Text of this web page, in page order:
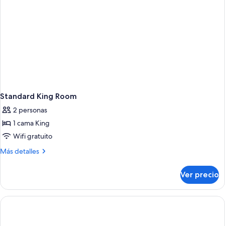
Standard King Room
2 personas
1 cama King
Wifi gratuito
Más detalles
Más
King
Room
Ver precio